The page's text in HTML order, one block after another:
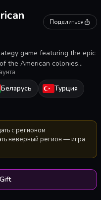
Поделиться
game featuring the epic
the American colonies
Беларусь
Турция
с регионом
неверный регион — игра